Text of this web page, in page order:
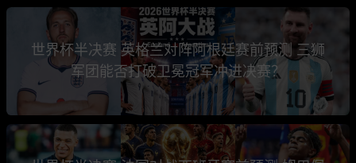
世界杯半决赛 英格兰对阵阿根廷赛前预测 三狮
军团能否打破卫冕冠军冲进决赛？